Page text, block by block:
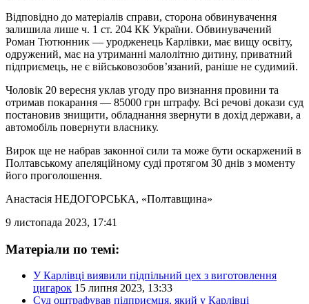
Відповідно до матеріалів справи, сторона обвинувачення
залишила лише ч. 1 ст. 204 КК України. Обвинувачений
Роман Тютюнник — уродженець Карлівки, має вищу освіту,
одружений, має на утриманні малолітню дитину, приватний
підприємець, не є військовозобов’язаний, раніше не судимий.
Чоловік 20 вересня уклав угоду про визнання провини та
отримав покарання — 85000 грн штрафу. Всі речові докази суд
постановив знищити, обладнання звернути в дохід держави, а
автомобіль повернути власнику.
Вирок ще не набрав законної сили та може бути оскаржений в
Полтавському апеляційному суді протягом 30 днів з моменту
його проголошення.
Анастасія НЕДОГОРСЬКА, «Полтавщина»
9 листопада 2023, 17:41
Матеріали по темі:
У Карлівці виявили підпільний цех з виготовлення
цигарок 15 липня 2023, 13:33
Суд оштрафував підприємця, який у Карлівці